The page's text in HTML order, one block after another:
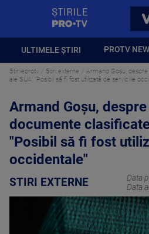
ULTIMELE ȘTIRI PROTV
Stirileprotv Stiri externe
Armand Goşu,
ale SUA: "Posibil să fi fost utilizată de serviciile
Armand Goşu,
documente
"Posibil să fi fost
occidentale"
STIRI EXTERNE Data
Data